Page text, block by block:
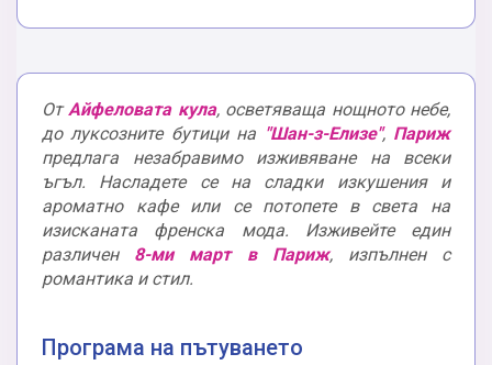
ОтАйфеловата кула, осветяваща нощното небе,
до луксозните бутици на "Шан-з-Елизе", Париж
предлага незабравимо изживяване на всеки
ъгъл. Насладете се на сладки изкушения и
ароматно кафе или се потопете в света на
изисканата френска мода. Изживейте един
различен 8-ми март в Париж, изпълнен с
романтика и стил.
Програма на пътуването